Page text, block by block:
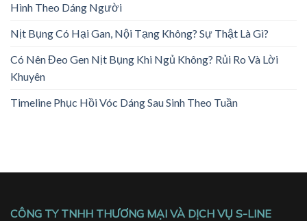
Hình Theo Dáng Người
Nịt Bụng Có Hại Gan, Nội Tạng Không? Sự Thật Là Gì?
Có Nên Đeo Gen Nịt Bụng Khi Ngủ Không? Rủi Ro Và Lời
Khuyên
Timeline Phục Hồi Vóc Dáng Sau Sinh Theo Tuần
CÔNG TY TNHH THƯƠNG MẠI VÀ DỊCH VỤ S-LINE